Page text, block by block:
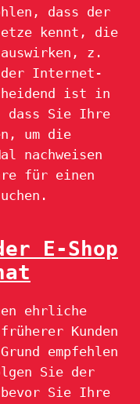
dass der
kennt, die
z.
Internet-
ist in
dass Sie Ihre
um die
nachweisen
für einen
E-Shop
ehrliche
Kunden
empfehlen
Sie der
Sie Ihre